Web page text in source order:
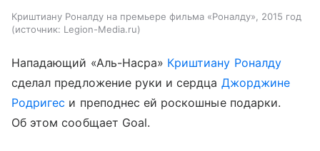
Криштиану Роналду на премьере фильма «Роналду», 2015 год
источник: Legion-Media.ru
Нападающий «Аль-Насра» Криштиану Роналду
сделал предложение руки и сердца Джорджине
Родригес и преподнес ей роскошные подарки.
Об этом сообщает Goal.